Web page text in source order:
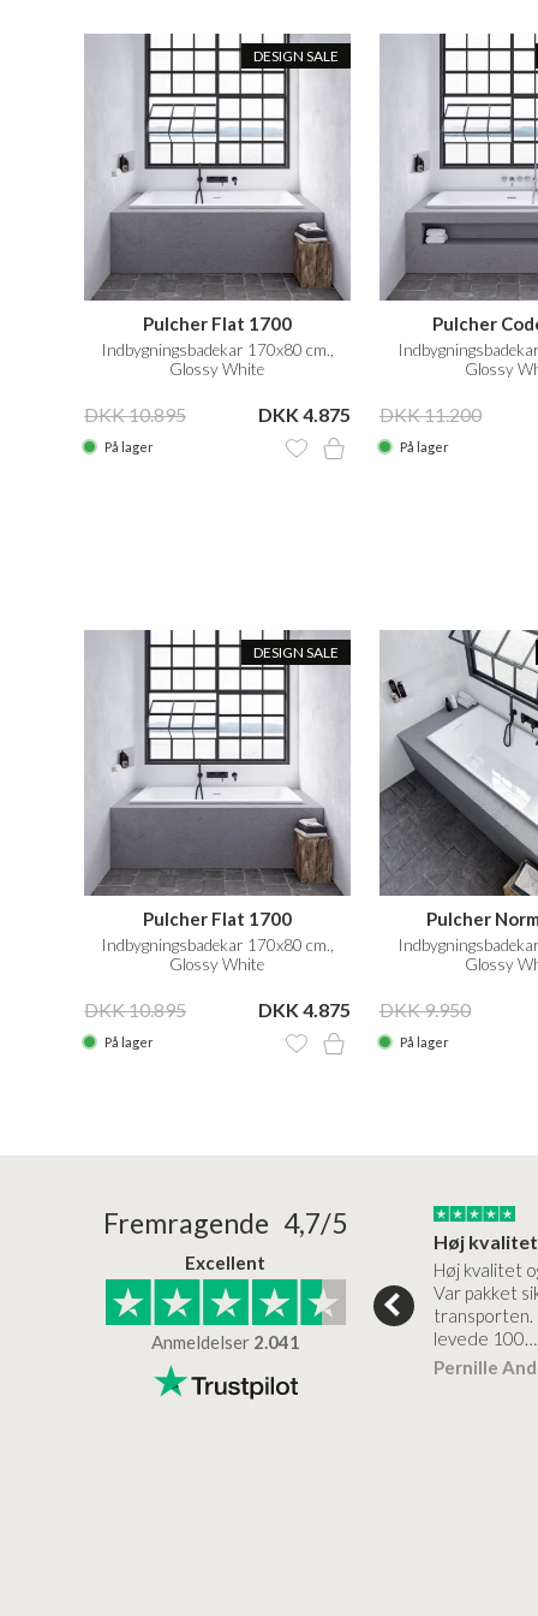
DESIGN SALE
Pulcher Flat 1700
Indbygningsbadekar 170x80 cm.,
Glossy White
DKK 10.895 DKK 4.875
På lager
Pulcher
Glossy
DKK 11.200
På lager
DESIGN SALE
Pulcher Flat 1700
Indbygningsbadekar 170x80 cm.,
Glossy White
DKK 10.895 DKK 4.875
På lager
Pulcher
Glossy
DKK 9.950
På lager
Fremragende 4,7/5
Excellent
Anmeldelser 2.041
24/01/2026
Superflot bademøbel og rigtig lynhurtig…
22/01/2026
Kanon god service
Kanon god service. Varerne
bliver leveret hurtigt, og det
er virkelig kvalitet.
Lise
Høj kvalitet
Var pakket
levede 100…
Pernille